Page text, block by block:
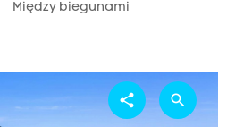
Między biegunami
share search